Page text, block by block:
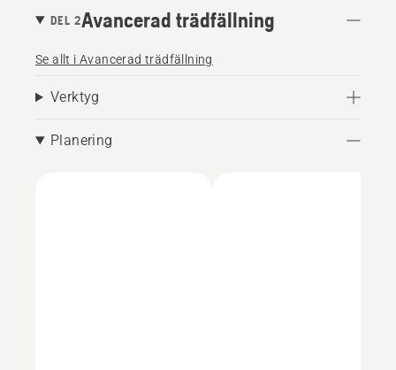
DEL 2Avancerad trädfällning
Se allt i Avancerad trädfällning
Verktyg
Planering